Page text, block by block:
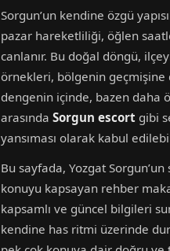
Sorgun’un kendine özgü
pazar hareketliliği, öğlen
canlanır. Bu doğal döngü,
örnekleri, bölgenin geçmişine
dengenin içinde, bazen daha
arasında Sorgun escort gibi
yansıması olarak kabul
Bu sayfada, Yozgat
konuyu kapsayan rehber
kapsamlı ve güncel bilgileri
kendine has ritmi üzerinde